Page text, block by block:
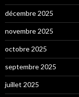
décembre 2025
novembre 2025
octobre 2025
septembre 2025
juillet 2025